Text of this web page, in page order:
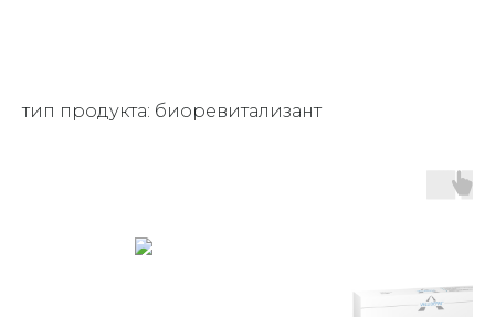
тип продукта: биоревитализант